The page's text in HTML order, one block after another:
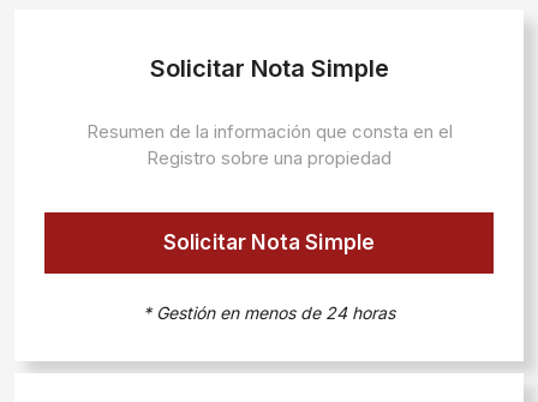
Solicitar Nota Simple
Resumen de la información que consta en el
Registro sobre una propiedad
Solicitar Nota Simple
* Gestión en menos de 24 horas